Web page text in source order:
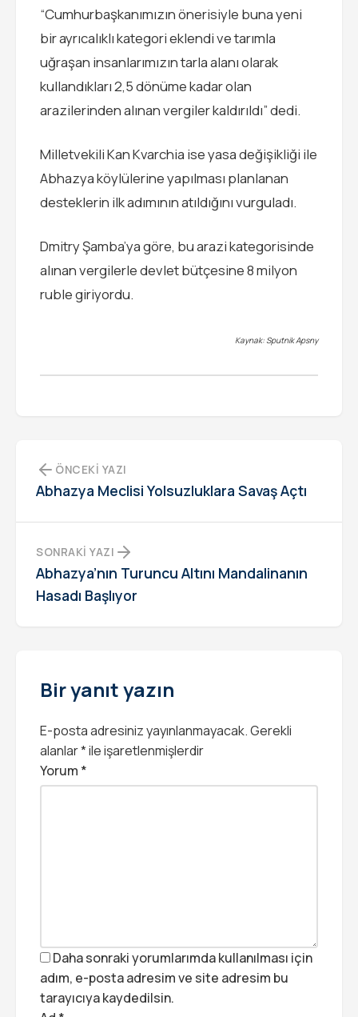
“Cumhurbaşkanımızın önerisiyle buna yeni
bir ayrıcalıklı kategori eklendi ve tarımla
uğraşan insanlarımızın tarla alanı olarak
kullandıkları 2,5 dönüme kadar olan
arazilerinden alınan vergiler kaldırıldı” dedi.
Milletvekili Kan Kvarchia ise yasa değişikliği ile
Abhazya köylülerine yapılması planlanan
desteklerin ilk adımının atıldığını vurguladı.
Dmitry Şamba’ya göre, bu arazi kategorisinde
alınan vergilerle devlet bütçesine 8 milyon
ruble giriyordu.
Kaynak: Sputnik Apsny
ÖNCEKI YAZI
Abhazya Meclisi Yolsuzluklara Savaş Açtı
SONRAKI YAZI
Abhazya’nın Turuncu Altını Mandalinanın
Hasadı Başlıyor
Bir yanıt yazın
E-posta adresiniz yayınlanmayacak.Gerekli
alanlar*ile işaretlenmişlerdir
Yorum *
Daha sonraki yorumlarımda kullanılması için
adım, e-posta adresim ve site adresim bu
tarayıcıya kaydedilsin.